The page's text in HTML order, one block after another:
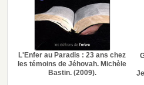
L'Enfer au Paradis : 23 ans chez
les témoins de Jéhovah. Michèle
Bastin. (2009).